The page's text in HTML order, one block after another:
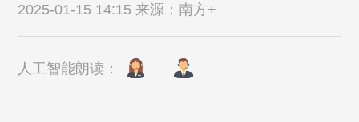
2025-01-15 14:15 来源：南方+
人工智能朗读：